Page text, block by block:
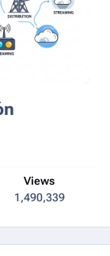
Views
1,490,339